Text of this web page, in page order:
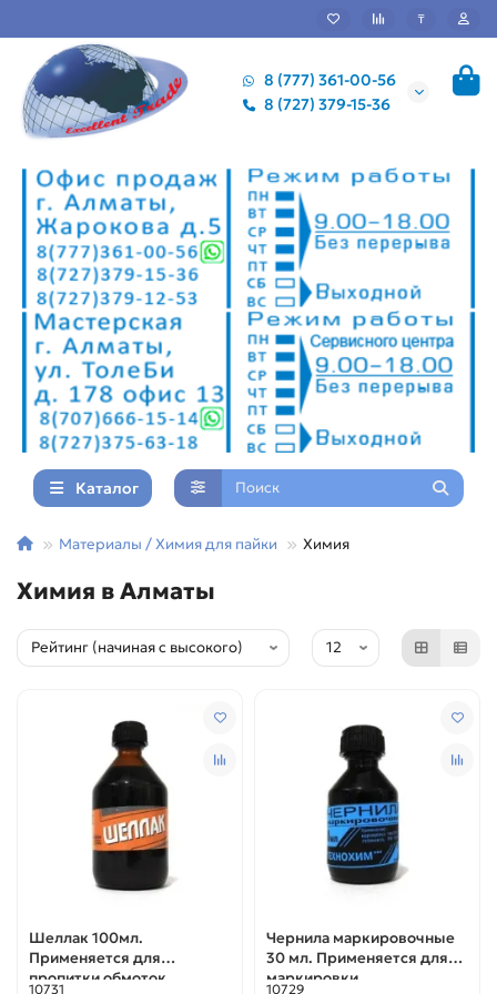
₸
8 (777) 361-00-56
8 (727) 379-15-36
Каталог
Материалы / Химия для пайки Химия
Химия в Алматы
Шеллак 100мл.
Применяется для
пропитки обмоток
10731
Чернила маркировочные
30 мл. Применяется для
маркировки
10729